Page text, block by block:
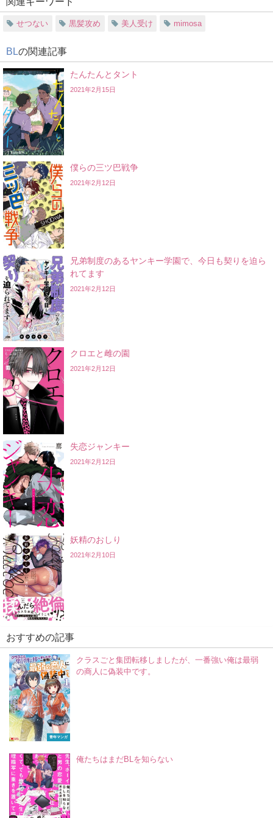
せつない 黒髪攻め 美人受け mimosa
BL の関連記事
たんたんとタント
2021年2月15日
僕らの三ツ巴戦争
2021年2月12日
兄弟制度のあるヤンキー学園で、今日も契りを迫ら
れてます
2021年2月12日
クロエと雌の園
2021年2月12日
失恋ジャンキー
2021年2月12日
妖精のおしり
2021年2月10日
おすすめの記事
青年マンガ
クラスごと集団転移しましたが、一番強い俺は最弱
の商人に偽装中です。
俺たちはまだBLを知らない